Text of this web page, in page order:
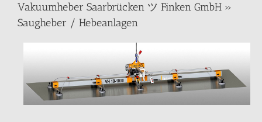
Vakuumheber Saarbrücken ツ Finken GmbH »
Saugheber / Hebeanlagen